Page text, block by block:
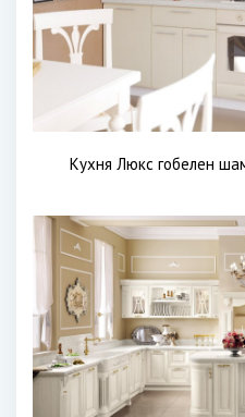
Кухня Люкс гобелен